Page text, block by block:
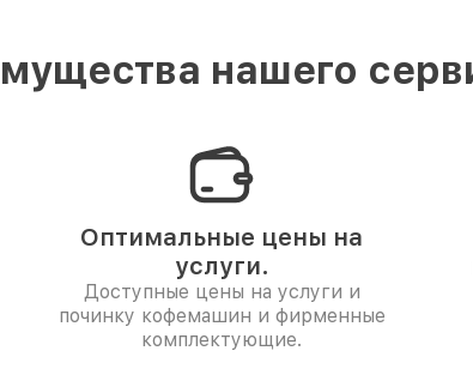
нашего
Оптимальные цены на
услуги.
Доступные цены на услуги и
починку кофемашин и фирменные
комплектующие.